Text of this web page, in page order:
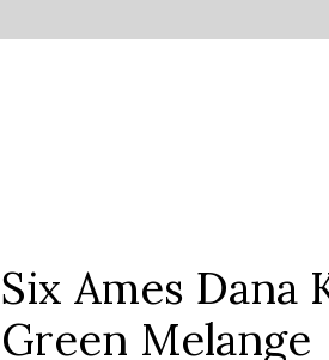
Six Ames Dana
Green Melange